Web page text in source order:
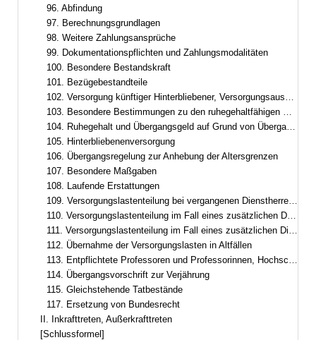
96. Abfindung
97. Berechnungsgrundlagen
98. Weitere Zahlungsansprüche
99. Dokumentationspflichten und Zahlungsmodalitäten
100. Besondere Bestandskraft
101. Bezügebestandteile
102. Versorgung künftiger Hinterbliebener, Versorgungsausgleich
103. Besondere Bestimmungen zu den ruhegehaltfähigen Bezügen, zur ruhegehaltfähigen Dienstzeit und zum Ruhegehalt
104. Ruhegehalt und Übergangsgeld auf Grund von Übergangsregelungen im Besoldungsrecht
105. Hinterbliebenenversorgung
106. Übergangsregelung zur Anhebung der Altersgrenzen
107. Besondere Maßgaben
108. Laufende Erstattungen
109. Versorgungslastenteilung bei vergangenen Dienstherrenwechseln ohne laufende Erstattung
110. Versorgungslastenteilung im Fall eines zusätzlichen Dienstherrenwechsels nach Art. 95
111. Versorgungslastenteilung im Fall eines zusätzlichen Dienstherrenwechsels nach dem Versorgungslastenteilungs-Staatsvertrag
112. Übernahme der Versorgungslasten in Altfällen
113. Entpflichtete Professoren und Professorinnen, Hochschulleistungsbezüge
114. Übergangsvorschrift zur Verjährung
115. Gleichstehende Tatbestände
117. Ersetzung von Bundesrecht
II. Inkrafttreten, Außerkrafttreten
[Schlussformel]